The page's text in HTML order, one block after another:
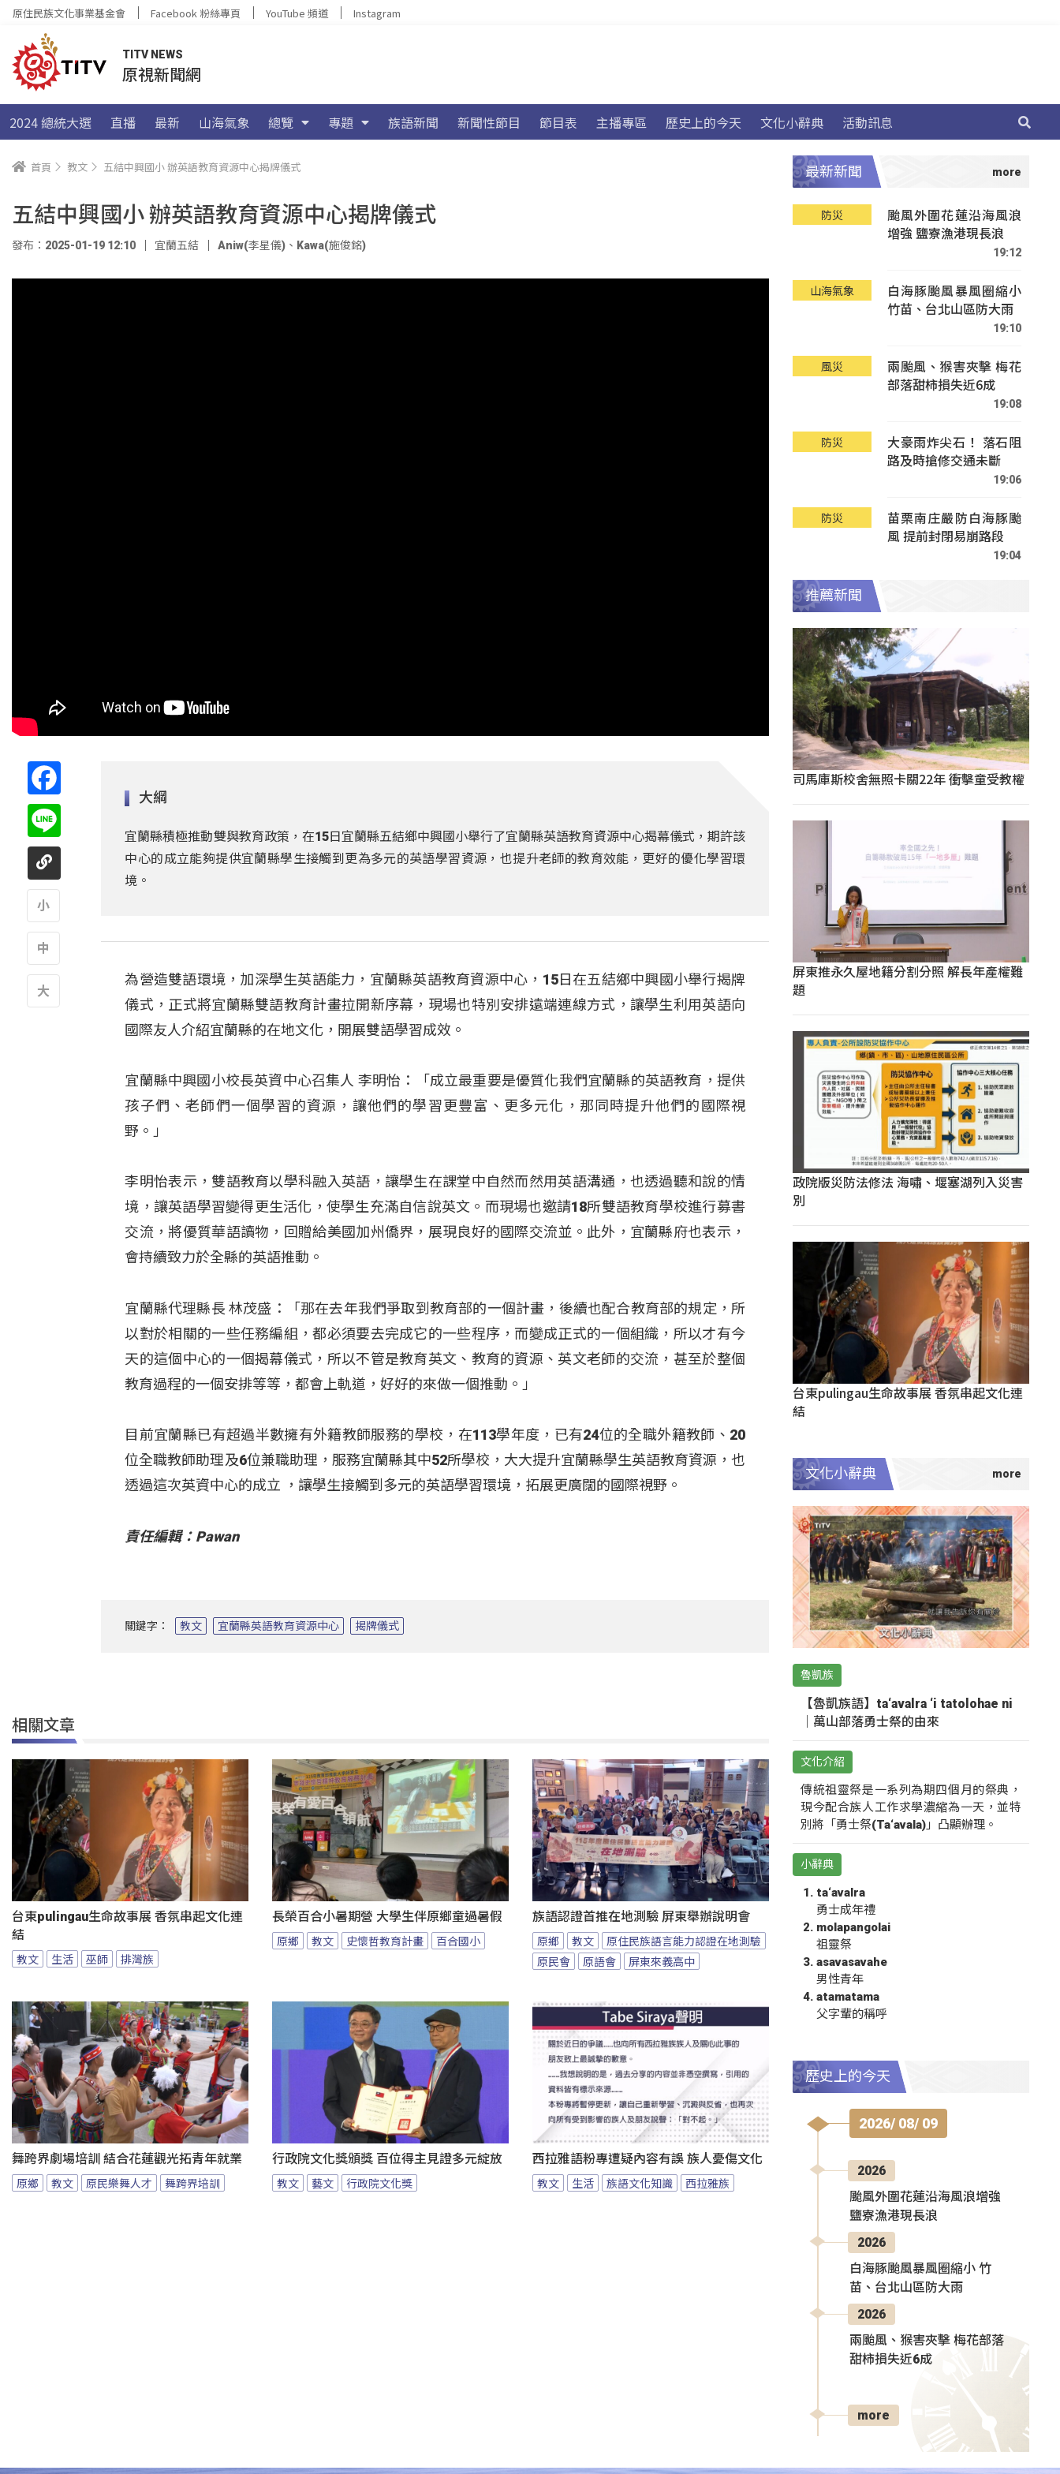
原住民族文化事業基金會 Facebook 粉絲專頁 YouTube 頻道 Instagram
TITV NEWS
原視新聞網
2024 總統大選 直播 最新 山海氣象 總覽 專題 族語新聞 新聞性節目 節目表 主播專區 歷史上的今天 文化小辭典 活動訊息
首頁 教文 五結中興國小 辦英語教育資源中心揭牌儀式
五結中興國小 辦英語教育資源中心揭牌儀式
發布：2025-01-19 12:10 宜蘭五結 Aniw(李星儀) 、 Kawa(施俊銘)
大綱
宜蘭縣積極推動雙與教育政策，在15日宜蘭縣五結鄉中興國小舉行了宜蘭縣英語教育資源中心揭幕儀式，期許該
中心的成立能夠提供宜蘭縣學生接觸到更為多元的英語學習資源，也提升老師的教育效能，更好的優化學習環
境。
為營造雙語環境，加深學生英語能力，宜蘭縣英語教育資源中心，15日在五結鄉中興國小舉行揭牌
儀式，正式將宜蘭縣雙語教育計畫拉開新序幕，現場也特別安排遠端連線方式，讓學生利用英語向
國際友人介紹宜蘭縣的在地文化，開展雙語學習成效。
宜蘭縣中興國小校長英資中心召集人 李明怡：「成立最重要是優質化我們宜蘭縣的英語教育，提供
孩子們、老師們一個學習的資源，讓他們的學習更豐富、更多元化，那同時提升他們的國際視
野。」
李明怡表示，雙語教育以學科融入英語，讓學生在課堂中自然而然用英語溝通，也透過聽和說的情
境，讓英語學習變得更生活化，使學生充滿自信說英文。而現場也邀請18所雙語教育學校進行募書
交流，將優質華語讀物，回贈給美國加州僑界，展現良好的國際交流並。此外，宜蘭縣府也表示，
會持續致力於全縣的英語推動。
宜蘭縣代理縣長 林茂盛：「那在去年我們爭取到教育部的一個計畫，後續也配合教育部的規定，所
以對於相關的一些任務編組，都必須要去完成它的一些程序，而變成正式的一個組織，所以才有今
天的這個中心的一個揭幕儀式，所以不管是教育英文、教育的資源、英文老師的交流，甚至於整個
教育過程的一個安排等等，都會上軌道，好好的來做一個推動。」
目前宜蘭縣已有超過半數擁有外籍教師服務的學校，在113學年度，已有24位的全職外籍教師、20
位全職教師助理及6位兼職助理，服務宜蘭縣其中52所學校，大大提升宜蘭縣學生英語教育資源，也
透過這次英資中心的成立 ，讓學生接觸到多元的英語學習環境，拓展更廣闊的國際視野。
責任編輯：Pawan
關鍵字： 教文 宜蘭縣英語教育資源中心 揭牌儀式
相關文章
台東pulingau生命故事展 香氛串起文化連
結
教文 生活 巫師 排灣族
長榮百合小暑期營 大學生伴原鄉童過暑假
原鄉 教文 史懷哲教育計畫 百合國小
族語認證首推在地測驗 屏東舉辦說明會
原鄉 教文
原住民族語言能力認證在地測驗
原民會
原語會 屏東來義高中
舞跨界劇場培訓 結合花蓮觀光拓青年就業
原鄉 教文 原民樂舞人才 舞跨界培訓
行政院文化獎頒獎 百位得主見證多元綻放
教文 藝文 行政院文化獎
西拉雅語粉專遭疑內容有誤 族人憂傷文化
教文 生活 族語文化知識 西拉雅族
最新新聞
防災
颱風外圍花蓮沿海風浪
增強 鹽寮漁港現長浪
19:12
山海氣象
白海豚颱風暴風圈縮小
竹苗、台北山區防大雨
19:10
風災
兩颱風、猴害夾擊 梅花
部落甜柿損失近6成
19:08
防災
大豪雨炸尖石！ 落石阻
路及時搶修交通未斷
19:06
防災
苗栗南庄嚴防白海豚颱
風 提前封閉易崩路段
19:04
推薦新聞
司馬庫斯校舍無照卡關22年 衝擊童受教權
屏東推永久屋地籍分割分照 解長年產權難
題
政院版災防法修法 海嘯、堰塞湖列入災害
別
台東pulingau生命故事展 香氛串起文化連
結
文化小辭典
魯凱族
【魯凱族語】ta‘avalra ‘i tatolohae ni
｜萬山部落勇士祭的由來
文化介紹
傳統祖靈祭是一系列為期四個月的祭典，
現今配合族人工作求學濃縮為一天，並特
別將「勇士祭(Ta‘avala)」凸顯辦理。
小辭典
ta‘avalra
勇士成年禮
molapangolai
祖靈祭
asavasavahe
男性青年
atamatama
父字輩的稱呼
歷史上的今天
2026/ 08/ 09
2026
颱風外圍花蓮沿海風浪增強
鹽寮漁港現長浪
2026
白海豚颱風暴風圈縮小 竹
苗、台北山區防大雨
2026
兩颱風、猴害夾擊 梅花部落
甜柿損失近6成
more